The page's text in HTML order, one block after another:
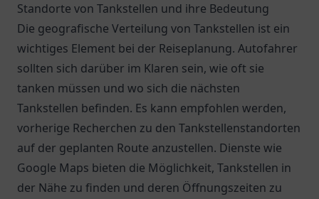
Standorte von Tankstellen und ihre Bedeutung
Die geografische Verteilung von Tankstellen ist ein
wichtiges Element bei der Reiseplanung. Autofahrer
sollten sich darüber im Klaren sein, wie oft sie
tanken müssen und wo sich die nächsten
Tankstellen befinden. Es kann empfohlen werden,
vorherige Recherchen zu den Tankstellenstandorten
auf der geplanten Route anzustellen. Dienste wie
Google Maps bieten die Möglichkeit, Tankstellen in
der Nähe zu finden und deren Öffnungszeiten zu